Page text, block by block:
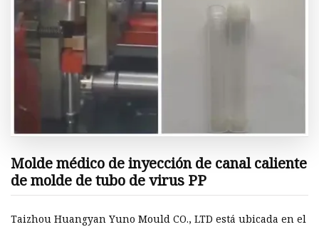
Molde médico de inyección de canal caliente
de molde de tubo de virus PP
Taizhou Huangyan Yuno Mould CO., LTD está ubicada en el